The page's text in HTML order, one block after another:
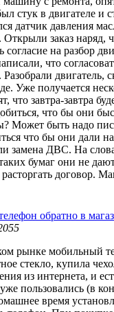
стук в двигателе и
датчик давления
Открыли заказ наряд,
согласие на разбор
что
двигатель,
Уже получается
что завтра-завтра
что бы они
Может быть надо
что бы они дали
замена ДВС. На
бумаг они не
договор.
обратно в
рынке мобильный
стекло, купила
из интернета, и
пользовались (в
время